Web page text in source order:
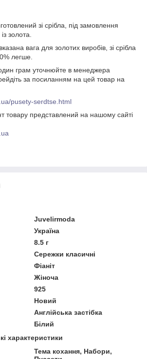
зі срібла, під замовлення
золота.
вага для золотих виробів, зі срібла
легше.
грам уточнюйте в менеджера
за посиланням на цей товар на
pusety-serdtse.html
товару представлений на нашому сайті
Juvelirmoda
Україна
8.5 г
Сережки класичні
Фіаніт
Жіноча
925
Новий
Англійська застібка
Білий
характеристики
Тема кохання, Набори,